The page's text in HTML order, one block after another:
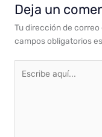
Deja un
Tu dirección de
campos obligatorios
aquí...